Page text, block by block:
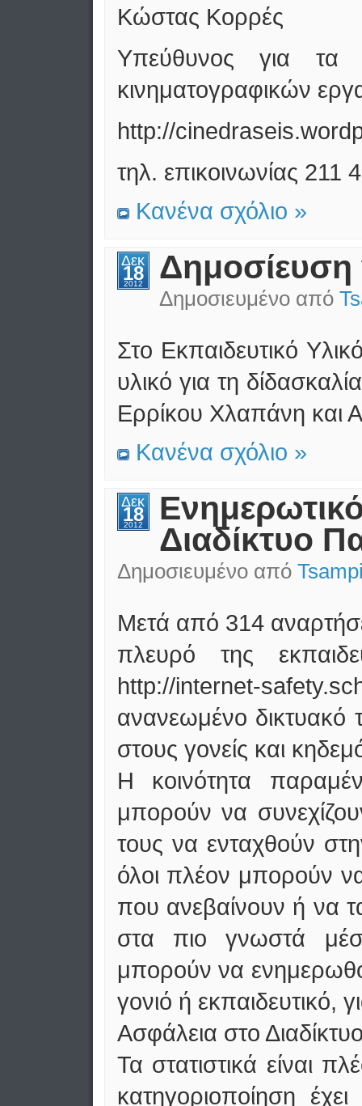
Κώστας Κορρές
Υπεύθυνος για τα
κινηματογραφικών
http://
τηλ. επικοινωνίας
Κανένα σχόλιο »
Δεκ
18
2012 Δημοσίευση
Δημοσιευμένο από
Στο Εκπαιδευτικό
υλικό για τη
Ερρίκου Χλαπάνη και
Κανένα σχόλιο »
Δεκ
18
2012
Διαδίκτυο
Δημοσιευμένο από
Μετά από 314
πλευρό της
http://internet-
ανανεωμένο δικτυακό
στους γονείς και
Η κοινότητα
μπορούν να
τους να ενταχθούν
όλοι πλέον μπορούν
που ανεβαίνουν ή να
στα πιο γνωστά
μπορούν να
γονιό ή εκπαιδευτικό,
Ασφάλεια στο
Τα στατιστικά είναι
κατηγοριοποίηση